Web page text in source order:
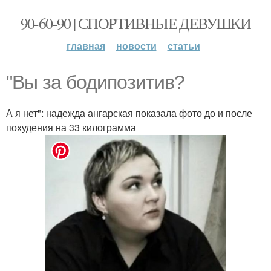
90-60-90 | СПОРТИВНЫЕ ДЕВУШКИ
главная новости статьи
"Вы за бодипозитив?
А я нет": надежда ангарская показала фото до и после
похудения на 33 килограмма